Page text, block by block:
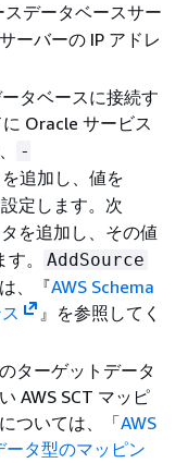
スデータベースサー
ーバーの IP アドレ
タベースに接続す
Oracle サービス
-
追加し、値を
定します。次
を追加し、その値
。
AddSource
、『AWS Schema
』を参照してく
ターゲットデータ
AWS SCT マッピ
ついては、「AWS
タ型のマッピン